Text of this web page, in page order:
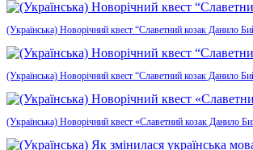
(Українська) Новорічний квест “Славетний козак Данило
(Українська) Новорічний квест “Славетний козак Данило
(Українська) Новорічний квест «Славетний козак Данило